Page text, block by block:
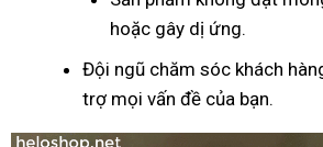
hoặc gây dị ứng.
Đội ngũ chăm sóc khách
trợ mọi vấn đề của bạn.